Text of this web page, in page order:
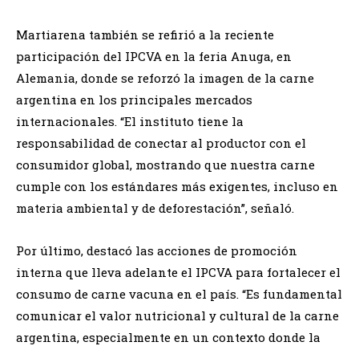
Martiarena también se refirió a la reciente
participación del IPCVA en la feria Anuga, en
Alemania, donde se reforzó la imagen de la carne
argentina en los principales mercados
internacionales. “El instituto tiene la
responsabilidad de conectar al productor con el
consumidor global, mostrando que nuestra carne
cumple con los estándares más exigentes, incluso en
materia ambiental y de deforestación”, señaló.
Por último, destacó las acciones de promoción
interna que lleva adelante el IPCVA para fortalecer el
consumo de carne vacuna en el país. “Es fundamental
comunicar el valor nutricional y cultural de la carne
argentina, especialmente en un contexto donde la